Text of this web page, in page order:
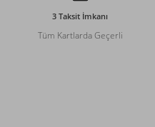
3 Taksit İmkanı
Tüm Kartlarda Geçerli